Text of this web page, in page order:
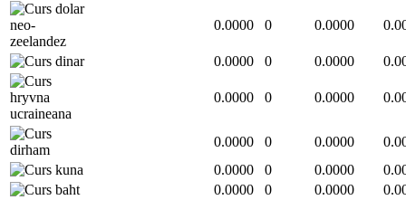
0.0000 0 0.0000
0.0000 0 0.0000
0.0000 0 0.0000
0.0000 0 0.0000
0.0000
0 0.0000
0.0000
0 0.0000